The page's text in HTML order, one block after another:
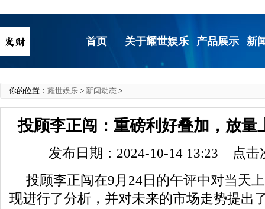
首页 关于耀世娱乐 产品展示 新
你的位置： 耀世娱乐 > 新闻动态 >
投顾李正闯：重磅利好叠加，放量
发布日期：2024-10-14 13:23 点击
投顾李正闯在9月24日的午评中对当天
现进行了分析，并对未来的市场走势提出